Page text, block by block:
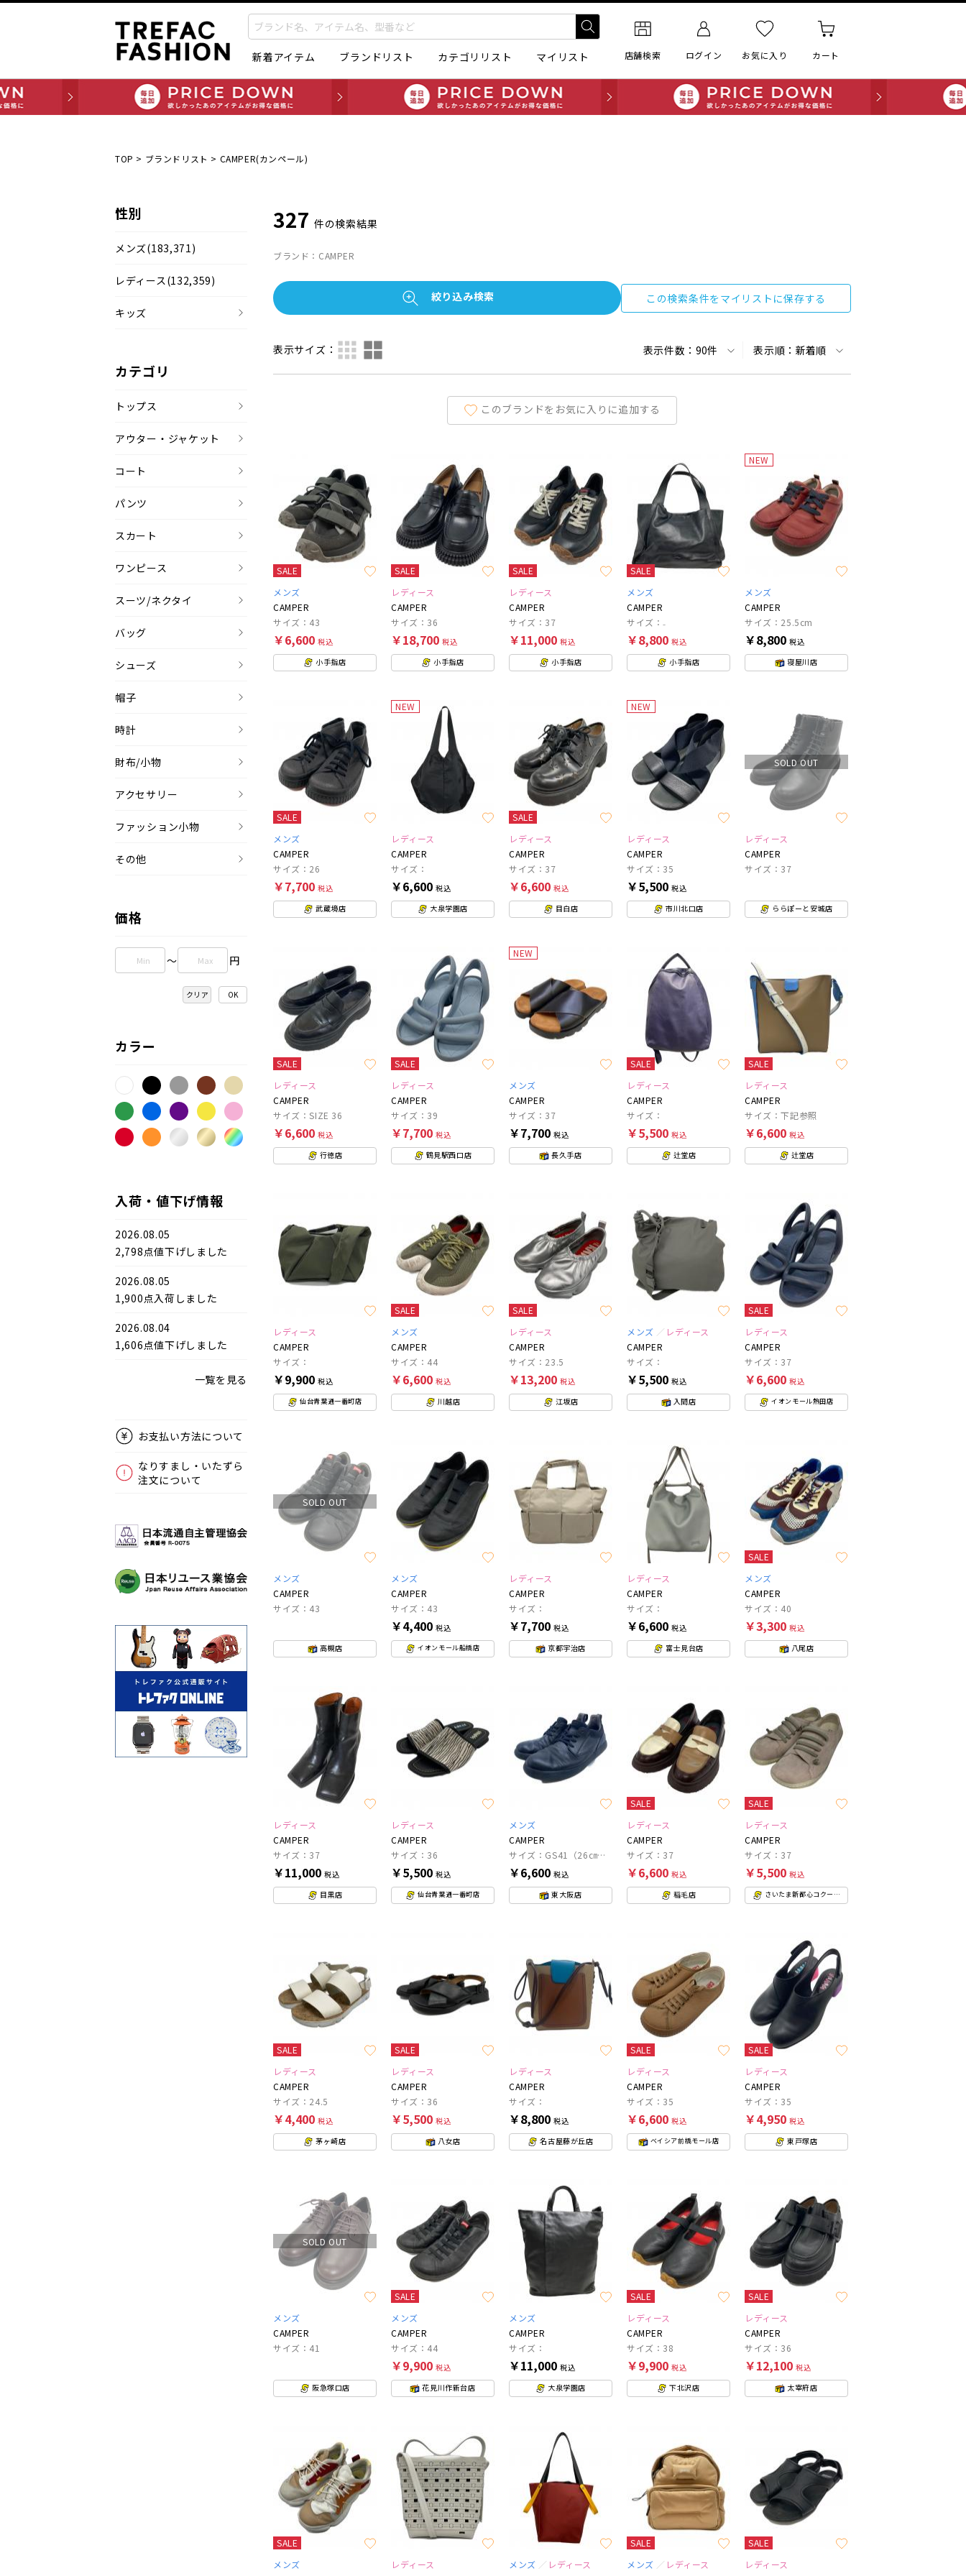
新着アイテム ブランドリスト カテゴリリスト マイリスト 店舗検索 ログイン お気に入り カート
TOP > ブランドリスト > CAMPER(カンペール)
性別
メンズ(183,371)
レディース(132,359)
キッズ
カテゴリ
トップス
アウター・ジャケット
コート
パンツ
スカート
ワンピース
スーツ/ネクタイ
バッグ
シューズ
帽子
時計
財布/小物
アクセサリー
ファッション小物
その他
価格
～ 円
クリア
カラー
入荷・値下げ情報
2026.08.05
2,798点値下げしました
2026.08.05
1,900点入荷しました
2026.08.04
1,606点値下げしました
一覧を見る
お支払い方法について
なりすまし・いたずら
注文について
327 件の検索結果
ブランド：CAMPER
絞り込み検索 この検索条件をマイリストに保存する
表示サイズ： 表示件数：90件 表示順： 新着順
このブランドをお気に入りに追加する
SALE
メンズ
CAMPER
サイズ：43
￥6,600 税込
小手指店
SALE
レディース
CAMPER
サイズ：36
￥18,700 税込
小手指店
SALE
レディース
CAMPER
サイズ：37
￥11,000 税込
小手指店
SALE
メンズ
CAMPER
サイズ：₋
￥8,800 税込
小手指店
NEW
メンズ
CAMPER
サイズ：25.5cm
￥8,800 税込
寝屋川店
SALE
メンズ
CAMPER
サイズ：26
￥7,700 税込
武蔵境店
NEW
レディース
CAMPER
サイズ：
￥6,600 税込
大泉学園店
SALE
レディース
CAMPER
サイズ：37
￥6,600 税込
目白店
NEW
レディース
CAMPER
サイズ：35
￥5,500 税込
市川北口店
SOLD OUT
レディース
CAMPER
サイズ：37
ららぽーと安城店
SALE
レディース
CAMPER
サイズ：SIZE 36
￥6,600 税込
行徳店
SALE
レディース
CAMPER
サイズ：39
￥7,700 税込
鶴見駅西口店
NEW
メンズ
CAMPER
サイズ：37
￥7,700 税込
長久手店
SALE
レディース
CAMPER
サイズ：
￥5,500 税込
辻堂店
SALE
レディース
CAMPER
サイズ：下記参照
￥6,600 税込
辻堂店
レディース
CAMPER
サイズ：
￥9,900 税込
仙台青葉通一番町店
SALE
メンズ
CAMPER
サイズ：44
￥6,600 税込
川越店
SALE
レディース
CAMPER
サイズ：23.5
￥13,200 税込
江坂店
メンズ
レディース
CAMPER
サイズ：
￥5,500 税込
入間店
SALE
レディース
CAMPER
サイズ：37
￥6,600 税込
イオンモール熱田店
SOLD OUT
メンズ
CAMPER
サイズ：43
高槻店
メンズ
CAMPER
サイズ：43
￥4,400 税込
イオンモール船橋店
レディース
CAMPER
サイズ：
￥7,700 税込
京都宇治店
レディース
CAMPER
サイズ：
￥6,600 税込
富士見台店
SALE
メンズ
CAMPER
サイズ：40
￥3,300 税込
八尾店
レディース
CAMPER
サイズ：37
￥11,000 税込
目黒店
レディース
CAMPER
サイズ：36
￥5,500 税込
仙台青葉通一番町店
メンズ
CAMPER
サイズ：GS41（26㎝相当）
￥6,600 税込
東大阪店
SALE
レディース
CAMPER
サイズ：37
￥6,600 税込
稲毛店
SALE
レディース
CAMPER
サイズ：37
￥5,500 税込
さいたま新都心コクーンシティ店
SALE
レディース
CAMPER
サイズ：24.5
￥4,400 税込
茅ヶ崎店
SALE
レディース
CAMPER
サイズ：36
￥5,500 税込
八女店
レディース
CAMPER
サイズ：
￥8,800 税込
名古屋藤が丘店
SALE
レディース
CAMPER
サイズ：35
￥6,600 税込
ベイシア前橋モール店
SALE
レディース
CAMPER
サイズ：35
￥4,950 税込
東戸塚店
SOLD OUT
メンズ
CAMPER
サイズ：41
阪急塚口店
SALE
メンズ
CAMPER
サイズ：44
￥9,900 税込
花見川作新台店
メンズ
CAMPER
サイズ：
￥11,000 税込
大泉学園店
SALE
レディース
CAMPER
サイズ：38
￥9,900 税込
下北沢店
SALE
レディース
CAMPER
サイズ：36
￥12,100 税込
太宰府店
SALE
メンズ
レディース
メンズ
レディース
SALE
メンズ
レディース
SALE
レディース